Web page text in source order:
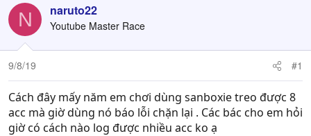
r
e
a
d
s
t
a
r
t
à
y
ử
N naruto22
Youtube Master Race
9/8/19 #1
Cách đây mấy năm em chơi dùng sanboxie treo được 8
acc mà giờ dùng nó báo lỗi chặn lại . Các bác cho em hỏi
giờ có cách nào log được nhiều acc ko ạ